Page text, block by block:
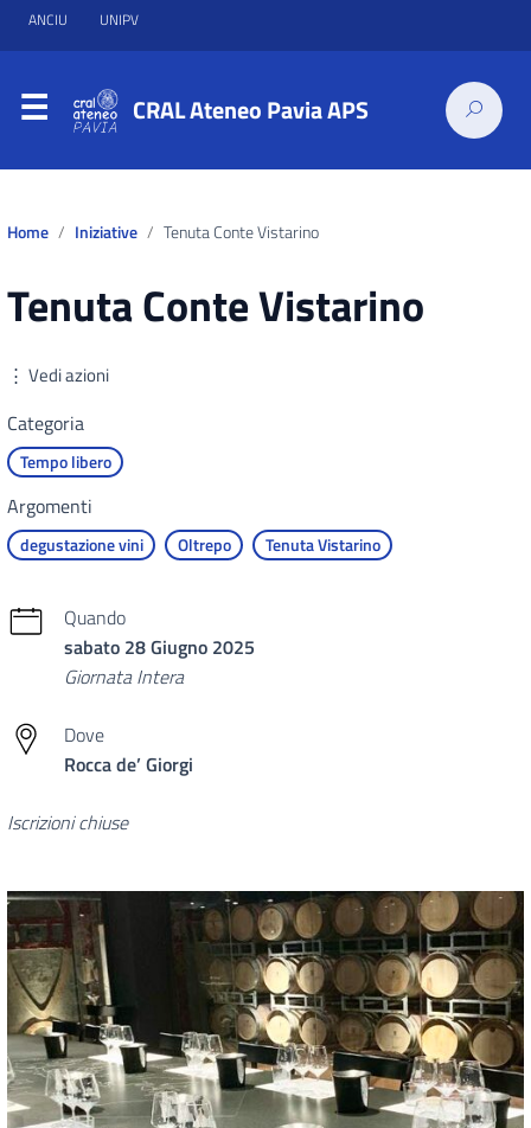
ANCIU UNIPV
CRAL Ateneo Pavia APS
Home Iniziative Tenuta Conte Vistarino
Tenuta Conte Vistarino
⋮ Vedi azioni
Categoria
Tempo libero
Argomenti
degustazione vini Oltrepo Tenuta Vistarino
Quando
sabato 28 Giugno 2025
Giornata Intera
Dove
Rocca de’ Giorgi
Iscrizioni chiuse